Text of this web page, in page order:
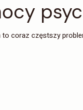
coraz częstszy